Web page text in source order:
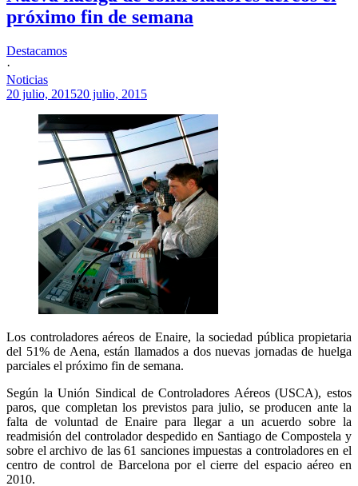
próximo fin de semana
Destacamos
·
Noticias
20 julio, 201520 julio, 2015
Los controladores aéreos de Enaire, la sociedad pública propietaria
del 51% de Aena, están llamados a dos nuevas jornadas de huelga
parciales el próximo fin de semana.
Según la Unión Sindical de Controladores Aéreos (USCA), estos
paros, que completan los previstos para julio, se producen ante la
falta de voluntad de Enaire para llegar a un acuerdo sobre la
readmisión del controlador despedido en Santiago de Compostela y
sobre el archivo de las 61 sanciones impuestas a controladores en el
centro de control de Barcelona por el cierre del espacio aéreo en
2010.